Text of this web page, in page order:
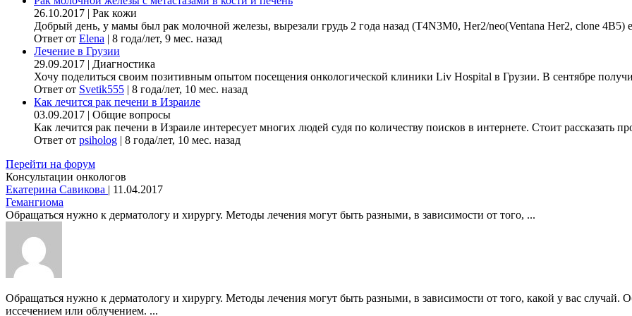
26.10.2017 | Рак кожи
Добрый день, у мамы был рак молочной железы, вырезали грудь 2 года назад (Т4N3M0, Her2/neo(Ventana Her2, clone 4B5)
Ответ от Elena | 8 года/лет, 9 мес. назад
Лечение в Грузии
29.09.2017 | Диагностика
Хочу поделиться своим позитивным опытом посещения онкологической клиники Liv Hospital в Грузии. В сентябре
Ответ от Svetik555 | 8 года/лет, 10 мес. назад
Как лечится рак печени в Израиле
03.09.2017 | Общие вопросы
Как лечится рак печени в Израиле интересует многих людей судя по количеству поисков в интернете. Стоит рассказать
Ответ от psiholog | 8 года/лет, 10 мес. назад
Перейти на форум
Консультации онкологов
Екатерина Савикова | 11.04.2017
Гемангиома
Обращаться нужно к дерматологу и хирургу. Методы лечения могут быть разными, в зависимости от того, ...
Обращаться нужно к дерматологу и хирургу. Методы лечения могут быть разными, в зависимости от того, какой у вас
иссечением или облучением. ...